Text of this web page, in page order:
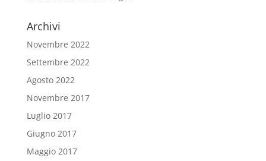
Archivi
Novembre 2022
Settembre 2022
Agosto 2022
Novembre 2017
Luglio 2017
Giugno 2017
Maggio 2017